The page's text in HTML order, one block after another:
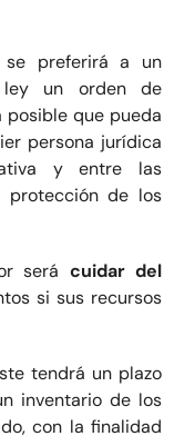
se preferirá a un
ley un orden de
posible que pueda
persona jurídica
y entre las
de los
será cuidar del
si sus recursos
tendrá un plazo
inventario de los
con la finalidad